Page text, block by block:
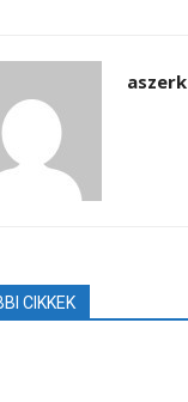
aszerk
CIKKEK